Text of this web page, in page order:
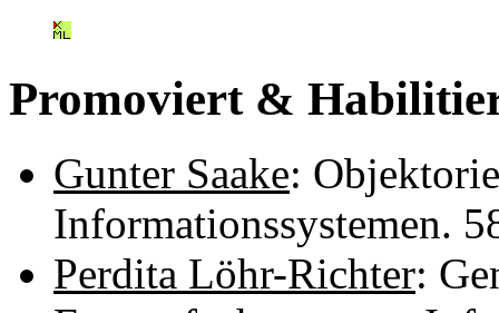
Promoviert &
Gunter Saake:
Informationssystemen.
Perdita Löhr-Richter: